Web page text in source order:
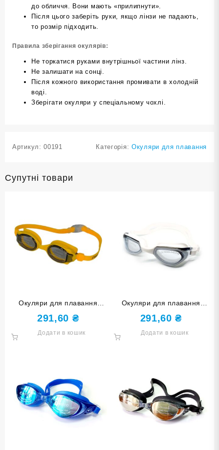
до обличчя. Вони мають «прилипнути».
Після цього заберіть руки, якщо лінзи не падають,
то розмір підходить.
Правила зберігання окулярів:
Не торкатися руками внутрішньої частини лінз.
Не залишати на сонці.
Після кожного використання промивати в холодній
воді.
Зберігати окуляри у спеціальному чохлі.
Артикул:00191 Категорія: Окуляри для плавання
Супутні товари
Окуляри для плавання
дитячі LEACCO SG100-
yellow жовті
291,60 ₴
Додати в кошик
Окуляри для плавання
CONQUEST BL-6900-СЕ
срібні
291,60₴
Додати в кошик